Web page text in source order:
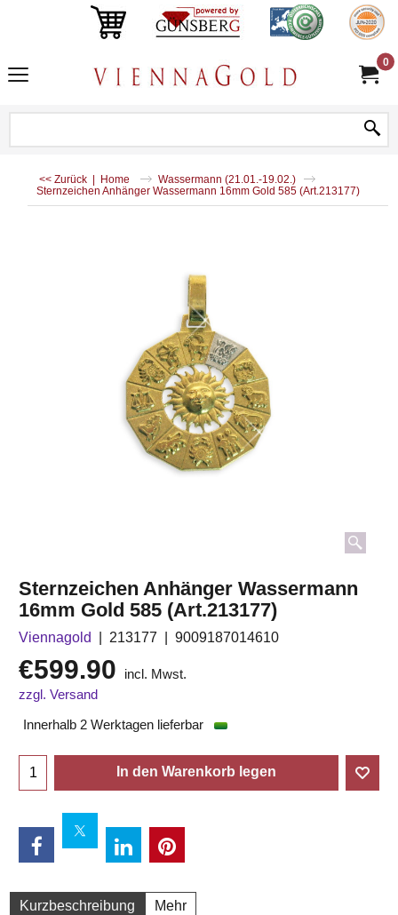
0
<< Zurück | Home
Wassermann (21.01.-19.02.)
Sternzeichen Anhänger Wassermann 16mm Gold 585 (Art.213177)
Sternzeichen Anhänger Wassermann
16mm Gold 585 (Art.213177)
Viennagold 213177 9009187014610
€599.90
incl. Mwst.
zzgl. Versand
Innerhalb 2 Werktagen lieferbar
In den Warenkorb legen
Kurzbeschreibung Mehr